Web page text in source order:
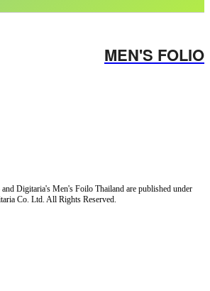
MEN'S FOLIO
Digitaria's Men's Foilo Thailand are published under
Co. Ltd. All Rights Reserved.